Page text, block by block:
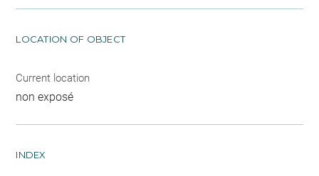
LOCATION OF OBJECT
Current location
non exposé
INDEX